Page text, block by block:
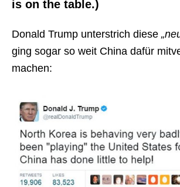
is on the table.)
Donald Trump unterstrich diese
ging sogar so weit China dafür
machen: